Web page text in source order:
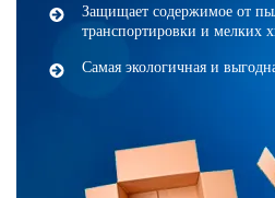
Защищает содержимое от
транспортировки и мелких
Самая экологичная и